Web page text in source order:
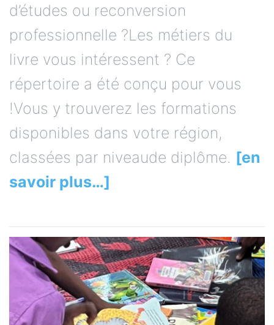
d’études ou reconversion
professionnelle ?Les métiers du
livre vous intéressent ? Ce
répertoire a été conçu pour vous
!Vous y trouverez les formations
disponibles dans votre région,
classées par niveaude diplôme. [en
savoir plus…]